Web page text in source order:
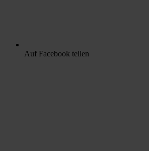
Auf Facebook teilen